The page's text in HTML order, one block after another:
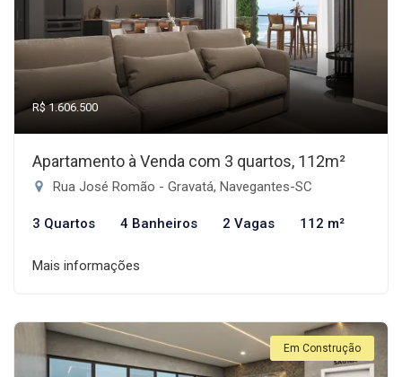
R$ 1.606.500
Apartamento à Venda com 3 quartos, 112m²
Rua José Romão - Gravatá, Navegantes-SC
3 Quartos 4 Banheiros 2 Vagas 112 m²
Mais informações
Em Construção